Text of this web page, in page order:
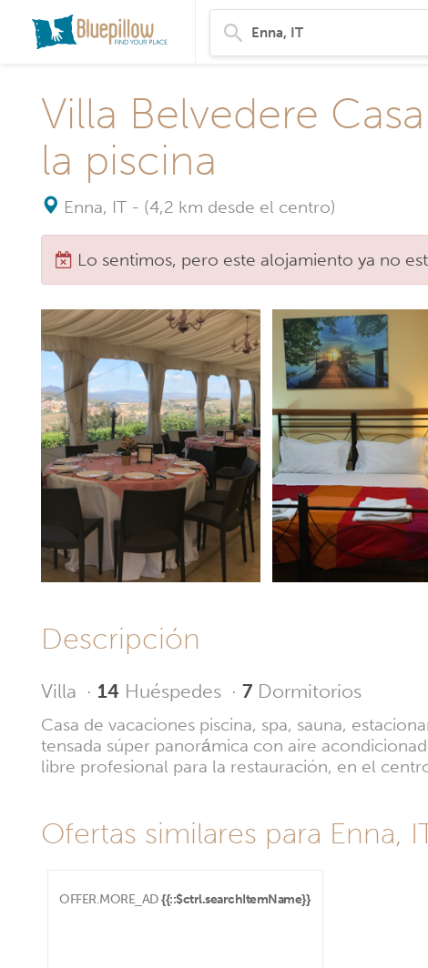
Villa Belvedere
la piscina
Enna, IT - (4,2 km desde el centro)
Lo sentimos, pero este alojamiento ya no
Descripción
Villa · 14 Huéspedes · 7 Dormitorios
Casa de vacaciones piscina, spa, sauna,
tensada súper panorámica con aire
libre profesional para la restauración, en el
Ofertas similares para Enna,
OFFER.MORE_AD {{::$ctrl.searchItemName}}